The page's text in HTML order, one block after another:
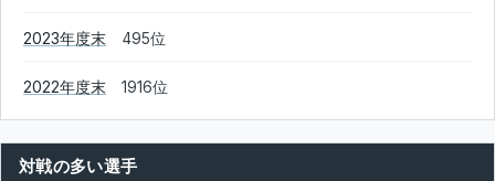
2023年度末 495位
2022年度末 1916位
対戦の多い選手